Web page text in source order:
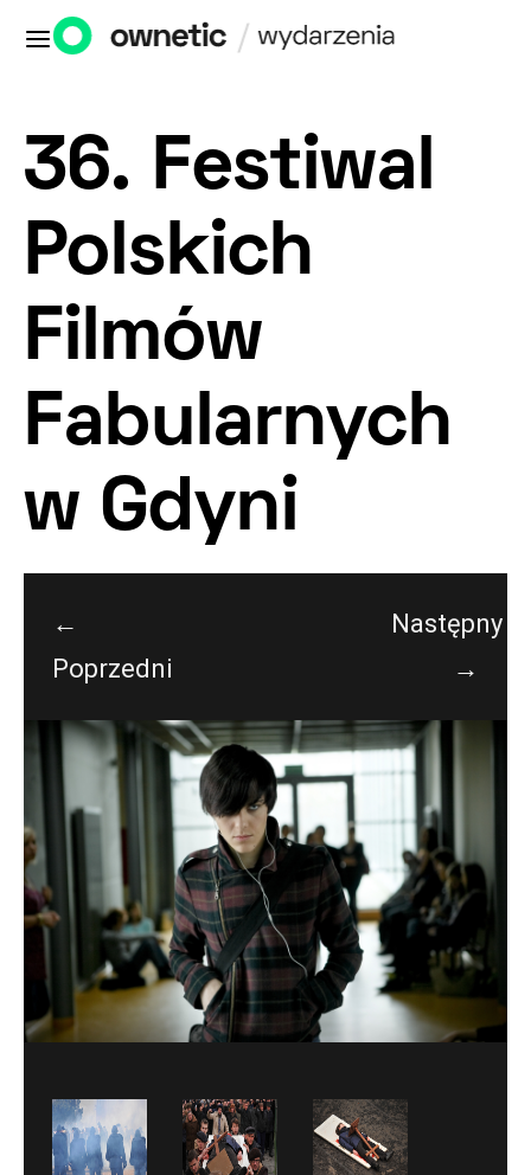
36. Festiwal
Polskich
Filmów
Fabularnych
w Gdyni
←
Poprzedni
Następny
→